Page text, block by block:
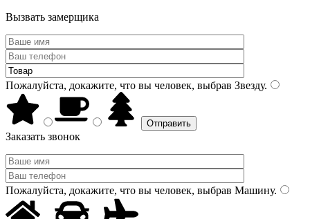
Вызвать замерщика
Пожалуйста, докажите, что вы человек, выбрав Звезду.
Заказать звонок
Пожалуйста, докажите, что вы человек, выбрав Машину.